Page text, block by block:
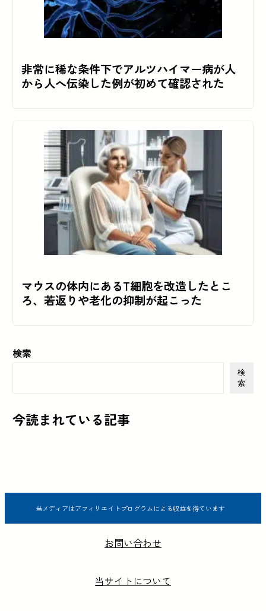
非常に稀な条件下でアルツハイマー病が人
から人へ伝染した例が初めて確認された
マウスの体内にあるT細胞を改造したとこ
ろ、若返りや老化の抑制が起こった
検索
検
索
今読まれている記事
当メディアはアフィリエイトプログラムによる収益を得ています
お問い合わせ
当サイトについて